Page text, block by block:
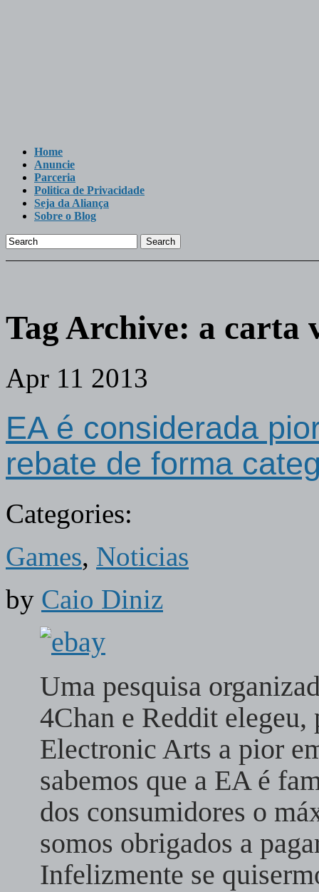
Home
Anuncie
Parceria
Politica de Privacidade
Seja da Aliança
Sobre o Blog
Search
Tag Archive: a carta
Apr 11 2013
EA é considerada
rebate de forma
Categories:
Games, Noticias
by Caio Diniz
Uma pesquisa
4Chan e Reddit elegeu,
Electronic Arts a pior
sabemos que a EA é
dos consumidores o
somos obrigados a
Infelizmente se